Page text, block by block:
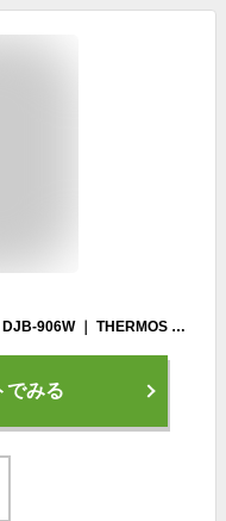
サーモス 弁当箱 フレッシュランチ 900ml DJB-906W ｜ THERMOS 保冷 ケース付き 2段 食洗機対応 レンジ対応 箸付き 男性 仕切り付き 鍋 男子 メンズ セット 男の子 スリム 弁当
でみる